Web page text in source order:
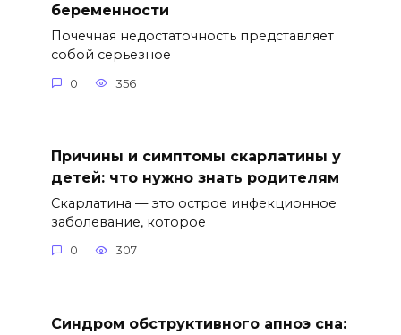
беременности
Почечная недостаточность представляет
собой серьезное
0 356
Причины и симптомы скарлатины у
детей: что нужно знать родителям
Скарлатина — это острое инфекционное
заболевание, которое
0 307
Синдром обструктивного апноэ сна: